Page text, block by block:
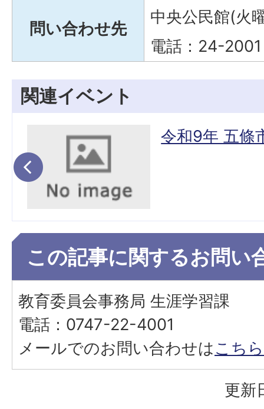
問い合わせ先
中央公民館(火
電話：24-2001
関連イベント
令和9年 五條
この記事に関するお問い
教育委員会事務局 生涯学習課
電話：0747-22-4001
メールでのお問い合わせはこちら
更新